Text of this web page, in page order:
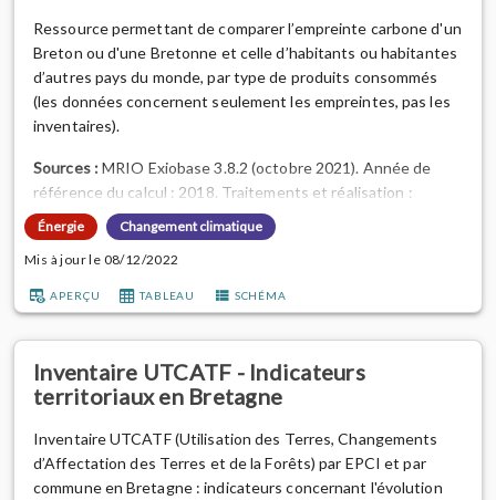
Ressource permettant de comparer l’empreinte carbone d'un
Breton ou d'une Bretonne et celle d’habitants ou habitantes
d’autres pays du monde, par type de produits consommés
(les données concernent seulement les empreintes, pas les
inventaires).
Sources :MRIO Exiobase 3.8.2 (octobre 2021). Année de
référence du calcul : 2018. Traitements et réalisation :
méthode Empreinte_Regionale (v1.4) par l'Observatoire de
l'environnement en Bretagne, 2022.
environnementale d'un habitant ou d'une habitante avec
Énergie
Changement climatique
Mis à jour le 08/12/2022
APERÇU TABLEAU SCHÉMA
Inventaire UTCATF - Indicateurs
territoriaux en Bretagne
Inventaire UTCATF (Utilisation des Terres, Changements
d’Affectation des Terres et de la Forêts) par EPCI et par
commune en Bretagne : indicateurs concernant l'évolution